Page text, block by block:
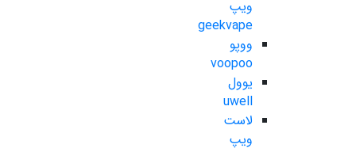
ویپ
geekvape
ووپو
voopoo
یوول
uwell
لاست
ویپ